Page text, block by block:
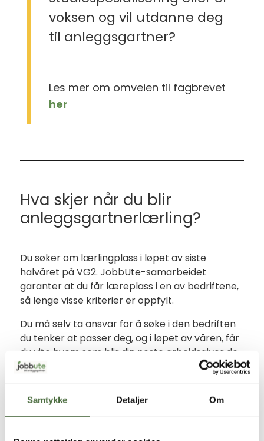
Samtykke Detaljer Om
voksen og vil utdanne deg
til anleggsgartner?
Les mer om omveien til fagbrevet
her
Hva skjer når du blir
anleggsgartnerlærling?
Du søker om lærlingplass i løpet av siste
halvåret på VG2. JobbUte-samarbeidet
garanter at du får læreplass i en av bedriftene,
så lenge visse kriterier er oppfylt.
Du må selv ta ansvar for å søke i den bedriften
du tenker at passer deg, og i løpet av våren, får
du vite hvem som blir din neste arbeidsgiver de
neste to årene.
under utdanning – men du jobber, får lønn og
har de samme rettighetene som en vanlig